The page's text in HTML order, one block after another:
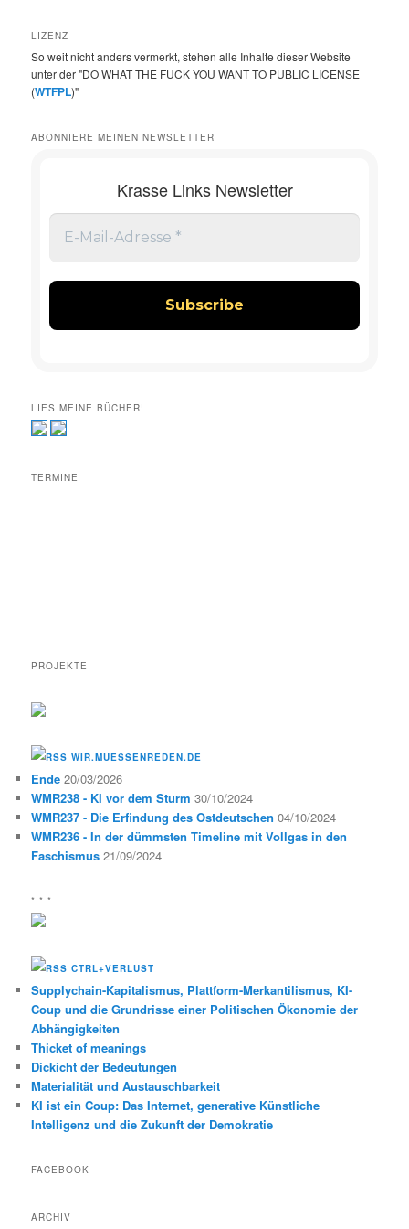
LIZENZ
So weit nicht anders vermerkt, stehen alle Inhalte dieser Website
unter der "DO WHAT THE FUCK YOU WANT TO PUBLIC LICENSE
(WTFPL)"
ABONNIERE MEINEN NEWSLETTER
Krasse Links Newsletter
LIES MEINE BÜCHER!
TERMINE
PROJEKTE
WIR.MUESSENREDEN.DE
Ende 20/03/2026
WMR238 - KI vor dem Sturm 30/10/2024
WMR237 - Die Erfindung des Ostdeutschen 04/10/2024
WMR236 - In der dümmsten Timeline mit Vollgas in den
Faschismus 21/09/2024
* * *
CTRL+VERLUST
Supplychain-Kapitalismus, Plattform-Merkantilismus, KI-
Coup und die Grundrisse einer Politischen Ökonomie der
Abhängigkeiten
Thicket of meanings
Dickicht der Bedeutungen
Materialität und Austauschbarkeit
KI ist ein Coup: Das Internet, generative Künstliche
Intelligenz und die Zukunft der Demokratie
FACEBOOK
ARCHIV